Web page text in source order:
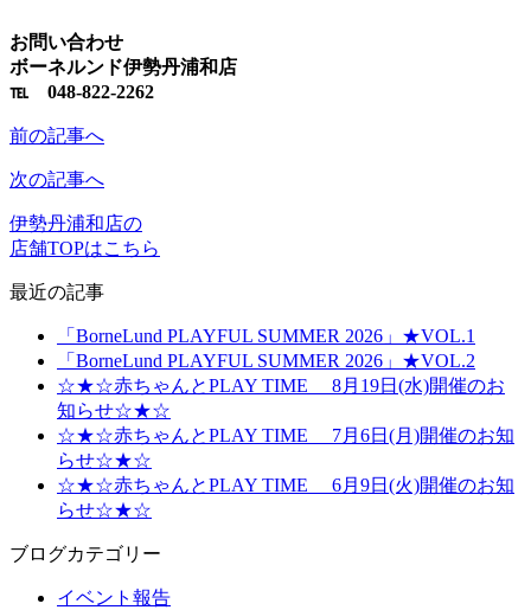
お問い合わせ
ボーネルンド伊勢丹浦和店
℡ 048-822-2262
前の記事へ
次の記事へ
伊勢丹浦和店の
店舗TOPはこちら
最近の記事
「BorneLund PLAYFUL SUMMER 2026」★VOL.1
「BorneLund PLAYFUL SUMMER 2026」★VOL.2
☆★☆赤ちゃんとPLAY TIME 8月19日(水)開催のお
知らせ☆★☆
☆★☆赤ちゃんとPLAY TIME 7月6日(月)開催のお知
らせ☆★☆
☆★☆赤ちゃんとPLAY TIME 6月9日(火)開催のお知
らせ☆★☆
ブログカテゴリー
イベント報告